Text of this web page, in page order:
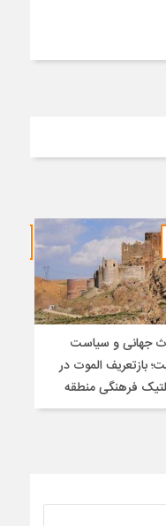
جهانی و سیاست
بازتعریف الموت در
فرهنگی منطقه